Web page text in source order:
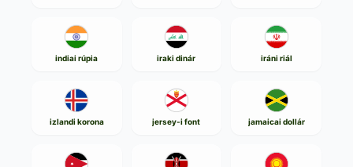
indiai rúpia iraki dinár iráni riál
izlandi korona jersey-i font jamaicai dollár